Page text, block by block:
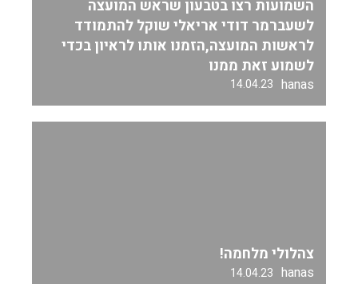
השמועות רצו בטבעון שראש המועצה
לשעברמר דודי אריאלי שוקל להתמודד
לראשות המועצה,הזמנו אותו לראיון בכדי
לשמוע זאת ממנו
hanas
14.04.23
צהלולי מלחמה!
hanas
14.04.23